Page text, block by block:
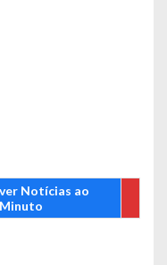
Notícias ao
Minuto